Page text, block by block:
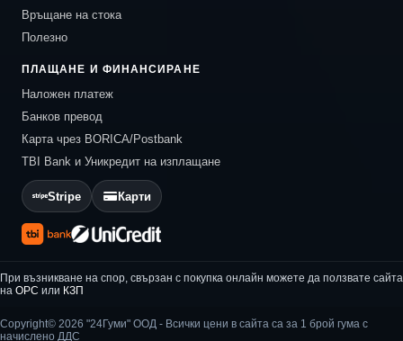
Връщане на стока
Полезно
ПЛАЩАНЕ И ФИНАНСИРАНЕ
Наложен платеж
Банков превод
Карта чрез BORICA/Postbank
TBI Bank и Уникредит на изплащане
Stripe Карти
При възникване на спор, свързан с покупка онлайн можете да ползвате сайта
на ОРС или КЗП
Copyright© 2026 "24Гуми" ООД - Всички цени в сайта са за 1 брой гума с
начислено ДДС